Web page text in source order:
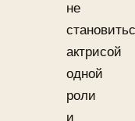
не
актрисой
одной
роли
и